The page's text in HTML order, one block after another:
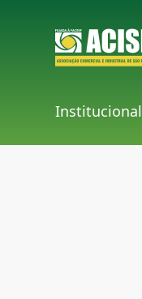
Institucional